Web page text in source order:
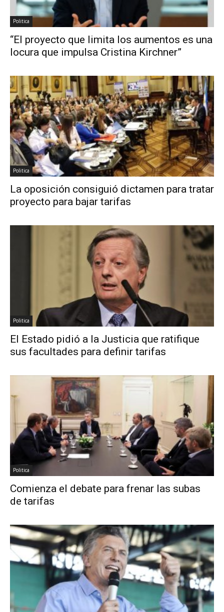
Politica
“El proyecto que limita los aumentos es una
locura que impulsa Cristina Kirchner”
Politica
La oposición consiguió dictamen para tratar
proyecto para bajar tarifas
Politica
El Estado pidió a la Justicia que ratifique
sus facultades para definir tarifas
Politica
Comienza el debate para frenar las subas
de tarifas